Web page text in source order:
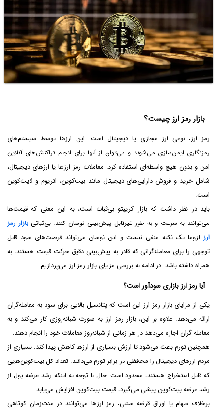
بازار رمز ارز چیست؟
رمز ارز، نوعی ارز مجازی یا دیجیتال است. این ارزها توسط سیستم‌های
رمزنگاری ایمن‌سازی می‌شوند و می‌توان از آنها برای انجام تراکنش‌های آنلاین
امن و بدون هیچ واسطه‌ای استفاده کرد. معاملات رمز ارزها یا ارزهای دیجیتال،
شامل خرید و فروش دارایی‌های دیجیتال مانند بیت‌کوین، اتریوم و لایت‌کوین
است.
باید در نظر داشت که بازار کریپتو بی‌ثبات است، به این معنی که قیمت‌ها
می‌توانند به سرعت و به طور غیرقابل پیش‌بینی نوسان کنند. بی‌ثباتیبازار رمز
ارز لزوما یک نکته منفی نیست و این نوسان می‌تواند فرصت‌های سود قابل
توجهی را برای معامله‌گرانی که قادر به پیش‌بینی دقیق حرکت قیمت هستند، به
همراه داشته باشد. در ادامه به بررسی مزایای بازار رمز ارز می‌پردازیم.
آیا رمز ارز بازاری سودآور است؟
یکی از مزایای بازار رمز ارز این است که پتانسیل بالایی برای سود به معامله‌گران
ارائه می‌دهد. علاوه بر این، بازار رمز ارز به صورت شبانه‌روزی کار می‌کند و به
معامله گران اجازه می‌دهد در هر زمانی از شبانه‌روز معاملات خود را انجام دهند.
همچنین تورم باعث می‌شود تا ارزش بسیاری از ارزها کاهش پیدا کند. بسیاری از
مردم ارزهای دیجیتال را محافظی در برابر تورم می‌دانند. تعداد کل بیت‌کوین‌هایی
که قابل استخراج هستند، محدود است. حال با توجه به اینکه رشد عرضه پول از
رشد عرضه بیت‌کوین پیشی می‌گیرد، قیمت بیت‌کوین افزایش می‌یابد.
برخلاف سهام یا اوراق قرضه سنتی، رمز ارزها می‌توانند در مدت‌زمان کوتاهی